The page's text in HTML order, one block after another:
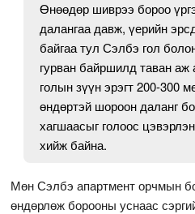
Өнөөдөр шиврээ бороо
далангаа давж, үерийн
байгаа тул Сэлбэ гол
гурван байршилд таван аж
голын зүүн эрэгт 200-300
өндөртэй шороон даланг
хагшаасыг голоос
хийж байна.
Мөн Сэлбэ апартмент орчмын
өндөрлөж борооны уснаас